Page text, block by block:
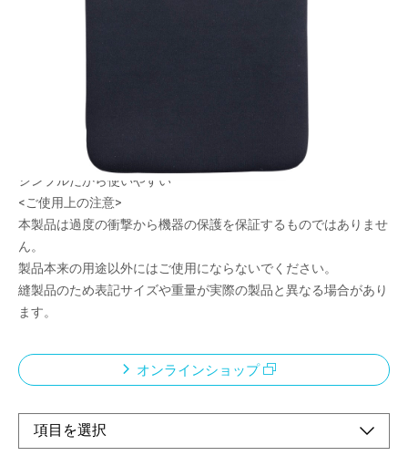
+ 税
お子様も使いやすいタブレット・ノートPCバッグです。
ランドセルに入る
シンプルだから使いやすい
<ご使用上の注意>
本製品は過度の衝撃から機器の保護を保証するものではありませ
ん。
製品本来の用途以外にはご使用にならないでください。
縫製品のため表記サイズや重量が実際の製品と異なる場合があり
ます。
オンラインショップ